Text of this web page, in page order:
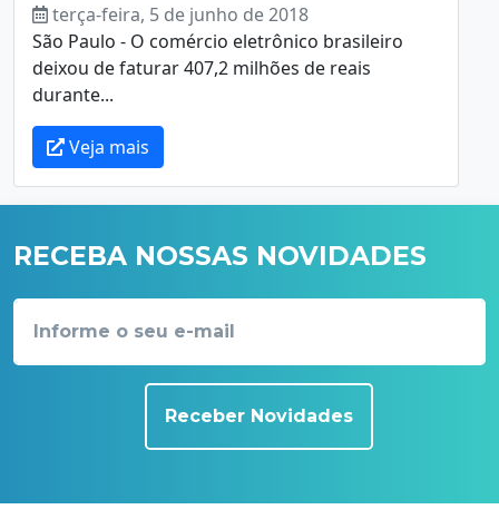
terça-feira, 5 de junho de 2018
São Paulo - O comércio eletrônico brasileiro
deixou de faturar 407,2 milhões de reais
durante...
Veja mais
RECEBA NOSSAS NOVIDADES
Receber Novidades